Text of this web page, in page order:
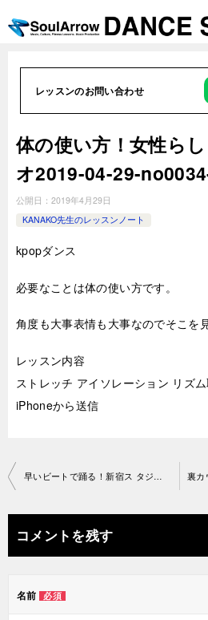
レッスンのお問い合わせ
体の使い方！女性ら
オ2019-04-29-
公開日： 2019年4月29日
KANAKO先生のレッスンノート
kpopダンス
必要なことは体の使い方です。
角度も大事表情も大事なのでそこを
レッスン内容
ストレッチ アイソレーション リズ
iPhoneから送信
投
ナ
ビ
ー
早いビートで踊る！新宿ス タジオ2019-04-28-no0034-1211
コメントを残す
名前 必須